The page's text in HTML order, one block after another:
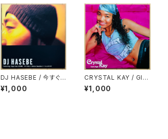
DJ HASEBE / 今すぐ
欲しい
¥1,000
CRYSTAL KAY / GIR
L'S NIGHT
¥1,000